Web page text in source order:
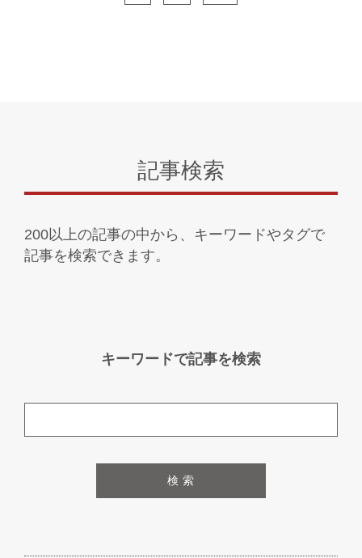
記事検索
200以上の記事の中から、キーワードやタグで
記事を検索できます。
キーワードで記事を検索
検 索